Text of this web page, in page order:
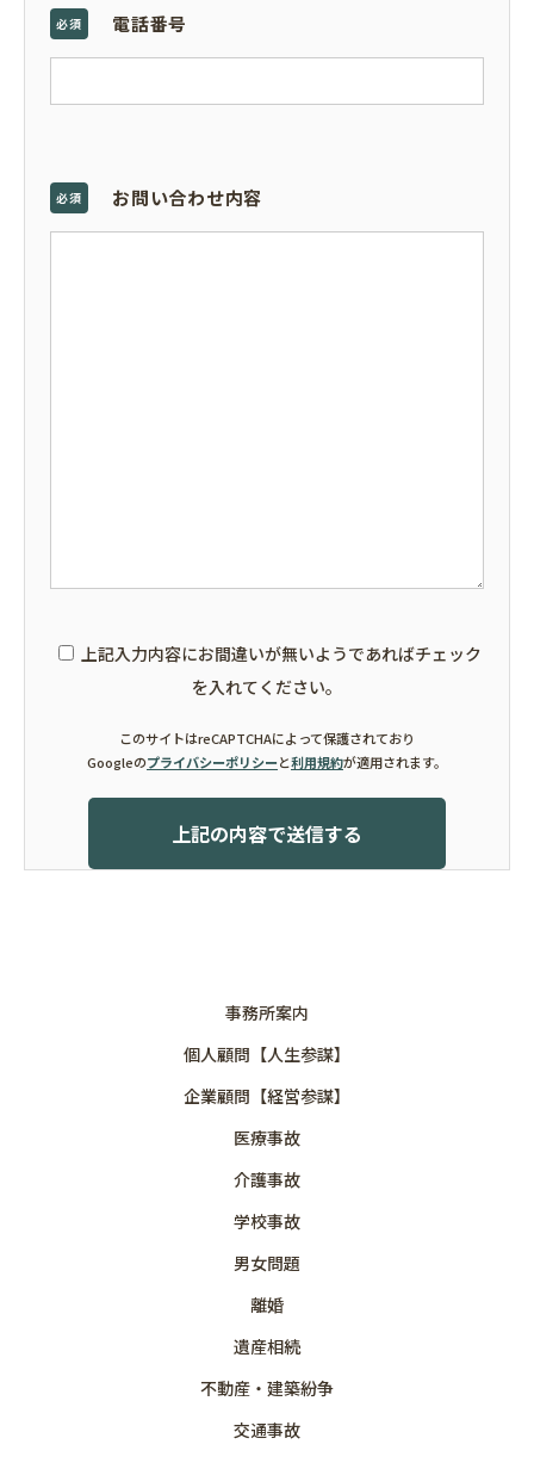
必須 電話番号
必須 お問い合わせ内容
上記入力内容にお間違いが無いようであればチェック
を入れてください。
このサイトはreCAPTCHAによって保護されており
Googleのプライバシーポリシーと利用規約が適用されます。
事務所案内
個人顧問【人生参謀】
企業顧問【経営参謀】
医療事故
介護事故
学校事故
男女問題
離婚
遺産相続
不動産・建築紛争
交通事故